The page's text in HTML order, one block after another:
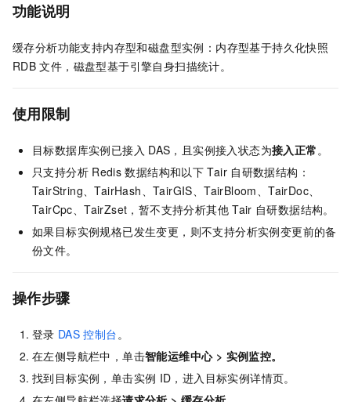
功能说明
缓存分析功能支持内存型和磁盘型实例：内存型基于持久化快照
RDB 文件，磁盘型基于引擎自身扫描统计。
使用限制
目标数据库实例已接入 DAS，且实例接入状态为接入正常。
只支持分析 Redis 数据结构和以下 Tair 自研数据结构：
TairString、TairHash、TairGIS、TairBloom、TairDoc、
TairCpc、TairZset，暂不支持分析其他 Tair 自研数据结构。
如果目标实例规格已发生变更，则不支持分析实例变更前的备
份文件。
操作步骤
登录 DAS 控制台。
在左侧导航栏中，单击智能运维中心> 实例监控。
找到目标实例，单击实例 ID，进入目标实例详情页。